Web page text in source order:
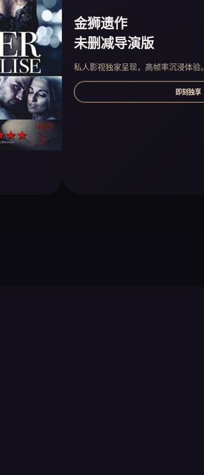
金狮遗作
未删减导演版
私人影视独家呈现，高帧率沉浸体验。
即刻独享